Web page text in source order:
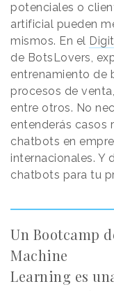
potenciales o
artificial pueden
mismos. En el
de BotsLovers,
entrenamiento de
procesos de
entre otros. No
entenderás casos
chatbots en
internacionales. Y
chatbots para tu
Un Bootcamp
Machine
Learning es